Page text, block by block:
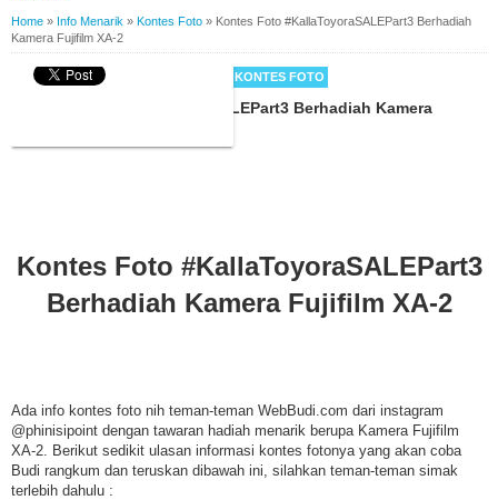
Home » Info Menarik » Kontes Foto » Kontes Foto #KallaToyoraSALEPart3 Berhadiah
Kamera Fujifilm XA-2
BYWEBBUDI.COM KONTES FOTO
Kontes Foto #KallaToyoraSALEPart3 Berhadiah Kamera
Kontes Foto #KallaToyoraSALEPart3
Berhadiah Kamera Fujifilm XA-2
Ada info kontes foto nih teman-teman WebBudi.com dari instagram
@phinisipoint dengan tawaran hadiah menarik berupa Kamera Fujifilm
XA-2. Berikut sedikit ulasan informasi kontes fotonya yang akan coba
Budi rangkum dan teruskan dibawah ini, silahkan teman-teman simak
terlebih dahulu :